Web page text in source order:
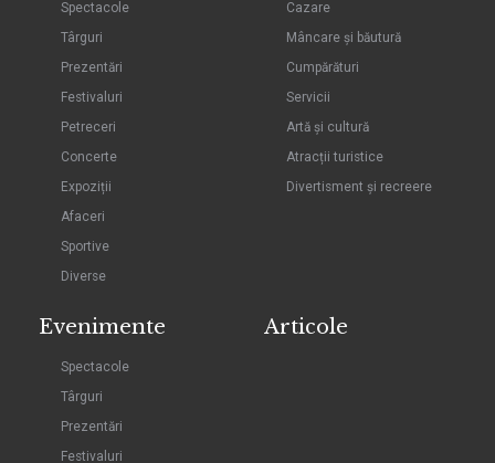
Spectacole
Târguri
Prezentări
Festivaluri
Petreceri
Concerte
Expoziții
Afaceri
Sportive
Diverse
Cazare
Mâncare și băutură
Cumpărături
Servicii
Artă și cultură
Atracții turistice
Divertisment și recreere
Evenimente
Spectacole
Târguri
Prezentări
Festivaluri
Articole